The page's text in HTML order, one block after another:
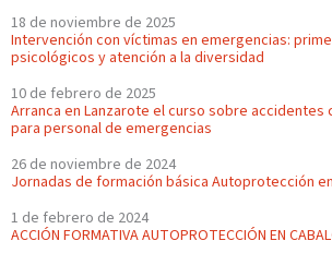
18 de noviembre de 2025
Intervención con víctimas en emergencias:
psicológicos y atención a la diversidad
10 de febrero de 2025
Arranca en Lanzarote el curso sobre accidentes
para personal de emergencias
26 de noviembre de 2024
Jornadas de formación básica Autoprotección
1 de febrero de 2024
ACCIÓN FORMATIVA AUTOPROTECCIÓN EN